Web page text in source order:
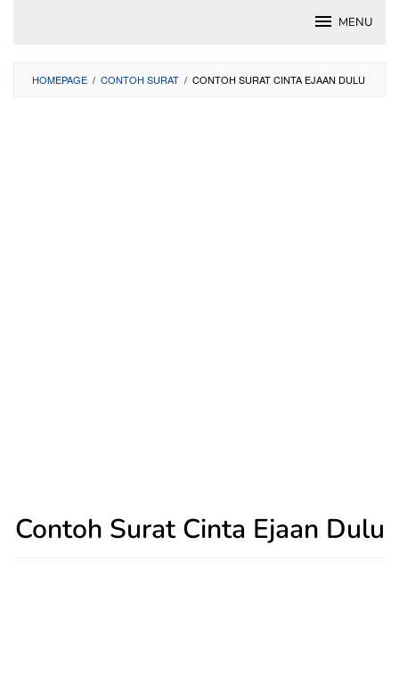
MENU
HOMEPAGE / CONTOH SURAT / CONTOH SURAT CINTA EJAAN DULU
Contoh Surat Cinta Ejaan Dulu